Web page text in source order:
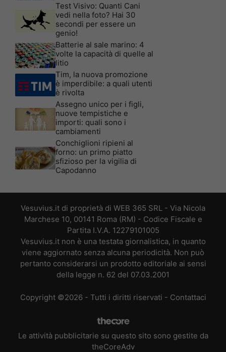
Test Visivo: Quanti Cani
vedi nella foto? Hai 30
secondi per essere un
genio!
Batterie al sale marino: 4
volte la capacità di quelle al
litio
Tim, la nuova promozione
è imperdibile: a quali utenti
è rivolta
Assegno unico per i figli,
nuove tempistiche e
importi: quali sono i
cambiamenti
Conchiglioni ripieni al
forno: un primo piatto
sfizioso per la vigilia di
Capodanno
Vesuvius.it di proprietà di WEB 365 SRL - Via Nicola
Marchese 10, 00141 Roma (RM) - Codice Fiscale e
Partita I.V.A. 12279101005
Vesuvius.it non è una testata giornalistica, in quanto
viene aggiornato senza alcuna periodicità. Non può
pertanto considerarsi un prodotto editoriale ai sensi
della legge n. 62 del 07.03.2001
Copyright ©2026 - Tutti i diritti riservati - Contattaci
Le attività pubblicitarie su questo sito sono gestite da
theCoreAdv